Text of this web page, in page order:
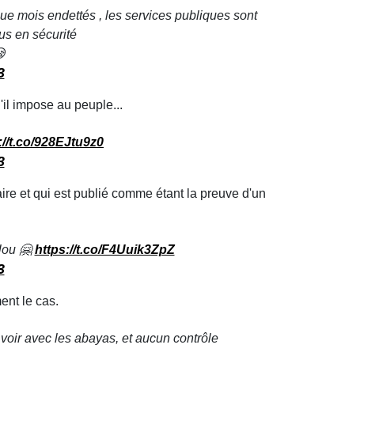
mois endettés , les services publiques sont
en sécurité
impose au peuple...
t.co/928EJtu9z0
et qui est publié comme étant la preuve d'un
🤗https://t.co/F4Uuik3ZpZ
le cas.
avec les abayas, et aucun contrôle